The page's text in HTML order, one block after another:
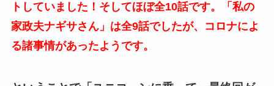
トしていました！そしてほぼ全10話です。「私の
家政夫ナギサさん」は全9話でしたが、コロナによ
る諸事情があったようです。